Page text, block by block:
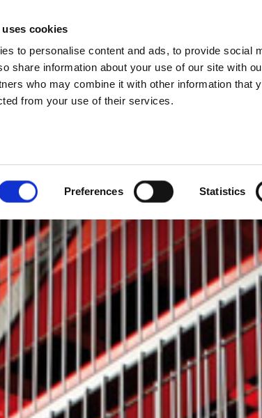
cookies
to personalise content and ads, to provide social
share information about your use of our site with
who may combine it with other information that
from your use of their services.
Preferences Statistics
GROUPE
PRODUITS SERVICES